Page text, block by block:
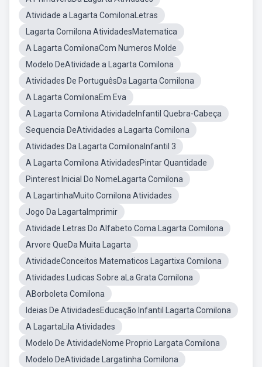
Atividade a Lagarta ComilonaLetras
Lagarta Comilona AtividadesMatematica
A Lagarta ComilonaCom Numeros Molde
Modelo DeAtividade a Lagarta Comilona
Atividades De PortuguêsDa Lagarta Comilona
A Lagarta ComilonaEm Eva
A Lagarta Comilona AtividadeInfantil Quebra-Cabeça
Sequencia DeAtividades a Lagarta Comilona
Atividades Da Lagarta ComilonaInfantil 3
A Lagarta Comilona AtividadesPintar Quantidade
Pinterest Inicial Do NomeLagarta Comilona
A LagartinhaMuito Comilona Atividades
Jogo Da LagartaImprimir
Atividade Letras Do Alfabeto Coma Lagarta Comilona
Arvore QueDa Muita Lagarta
AtividadeConceitos Matematicos Lagartixa Comilona
Atividades Ludicas Sobre aLa Grata Comilona
ABorboleta Comilona
Ideias De AtividadesEducação Infantil Lagarta Comilona
A LagartaLila Atividades
Modelo De AtividadeNome Proprio Largata Comilona
Modelo DeAtividade Largatinha Comilona